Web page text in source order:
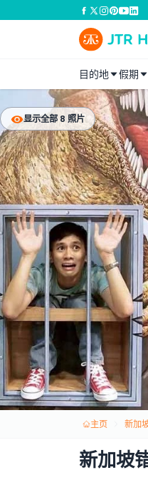
目的地 假期
显示全部 8 照片
主页 新加
新加坡